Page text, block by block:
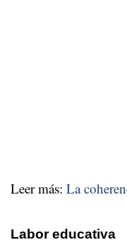
Leer más: La
Labor educativa